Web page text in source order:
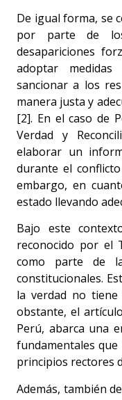
De igual forma, se
por parte de
desapariciones
adoptar
sancionar a los
manera justa y
[2]. En el caso de
Verdad y
elaborar un
durante el
embargo, en
estado llevando
Bajo este
reconocido por el
como parte de
constitucionales.
la verdad no
obstante, el
Perú, abarca una
fundamentales
principios rectores
Además, también